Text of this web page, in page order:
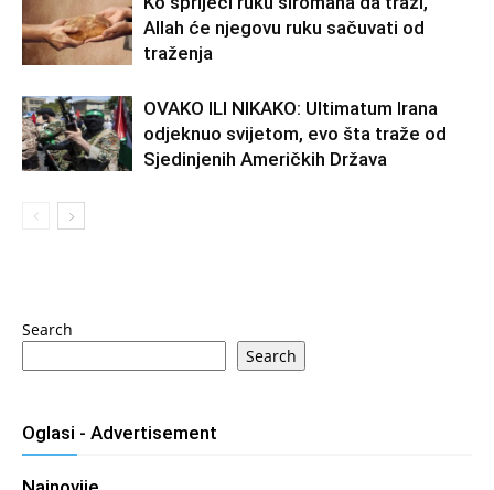
Allah će njegovu ruku sačuvati od
traženja
OVAKO ILI NIKAKO: Ultimatum Irana
odjeknuo svijetom, evo šta traže od
Sjedinjenih Američkih Država
Search
Search
Oglasi - Advertisement